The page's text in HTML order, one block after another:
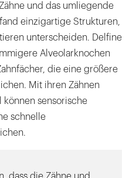
und das umliegende
einzigartige Strukturen,
unterscheiden. Delfine
Alveolarknochen
die eine größere
Mit ihren Zähnen
sensorische
schnelle
dass die Zähne und